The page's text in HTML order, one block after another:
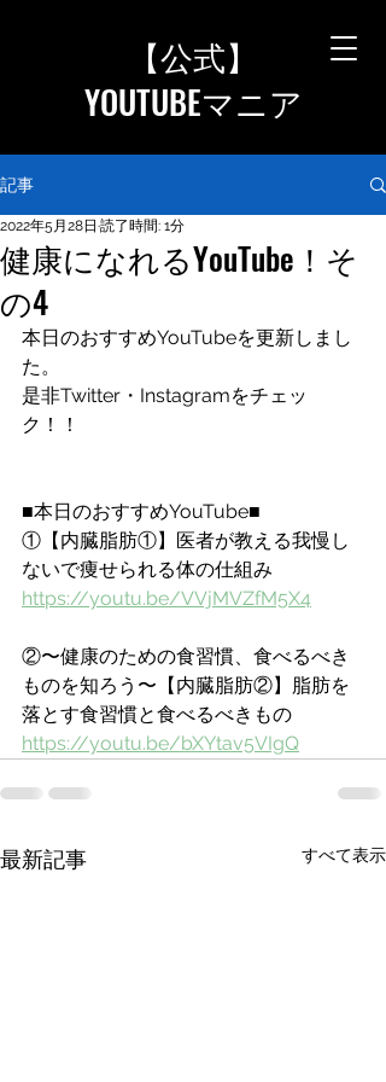
【公式】
YOUTUBEマニア
記事
健康になれるYouTube！そ
の4
2022年5月28日 読了時間: 1分
本日のおすすめYouTubeを更新しまし
た。
是非Twitter・Instagramをチェッ
ク！！
■本日のおすすめYouTube■
①【内臓脂肪①】医者が教える我慢し
ないで痩せられる体の仕組み
https://youtu.be/VVjMVZfM5X4
②〜健康のための食習慣、食べるべき
ものを知ろう〜【内臓脂肪②】脂肪を
落とす食習慣と食べるべきもの
https://youtu.be/bXYtav5VIgQ
最新記事 すべて表示